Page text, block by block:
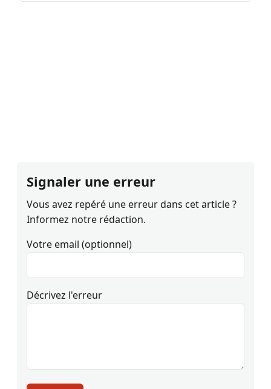
Signaler une erreur
Vous avez repéré une erreur dans cet article ?
Informez notre rédaction.
Votre email (optionnel)
Décrivez l'erreur